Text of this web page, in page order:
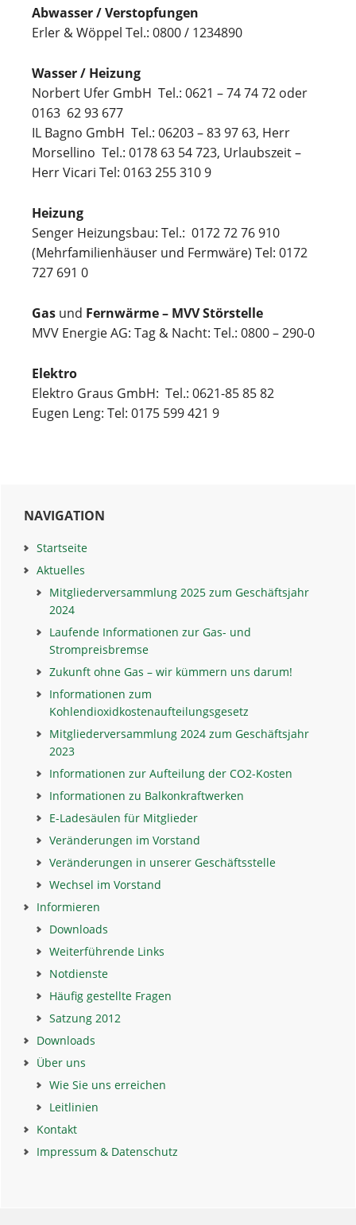
Abwasser / Verstopfungen
Erler & Wöppel Tel.: 0800 / 1234890
Wasser / Heizung
Norbert Ufer GmbH Tel.: 0621 – 74 74 72 oder
0163 62 93 677
IL Bagno GmbH Tel.: 06203 – 83 97 63, Herr
Morsellino Tel.: 0178 63 54 723, Urlaubszeit –
Herr Vicari Tel: 0163 255 310 9
Heizung
Senger Heizungsbau: Tel.: 0172 72 76 910
(Mehrfamilienhäuser und Fermwäre) Tel: 0172
727 691 0
Gas und Fernwärme – MVV Störstelle
MVV Energie AG: Tag & Nacht: Tel.: 0800 – 290-0
Elektro
Elektro Graus GmbH: Tel.: 0621-85 85 82
Eugen Leng: Tel: 0175 599 421 9
Haupt-
Sidebar
NAVIGATION
Startseite
Aktuelles
Mitgliederversammlung 2025 zum Geschäftsjahr
2024
Laufende Informationen zur Gas- und
Strompreisbremse
Zukunft ohne Gas – wir kümmern uns darum!
Informationen zum
Kohlendioxidkostenaufteilungsgesetz
Mitgliederversammlung 2024 zum Geschäftsjahr
2023
Informationen zur Aufteilung der CO2-Kosten
Informationen zu Balkonkraftwerken
E-Ladesäulen für Mitglieder
Veränderungen im Vorstand
Veränderungen in unserer Geschäftsstelle
Wechsel im Vorstand
Informieren
Downloads
Weiterführende Links
Notdienste
Häufig gestellte Fragen
Satzung 2012
Downloads
Über uns
Wie Sie uns erreichen
Leitlinien
Kontakt
Impressum & Datenschutz